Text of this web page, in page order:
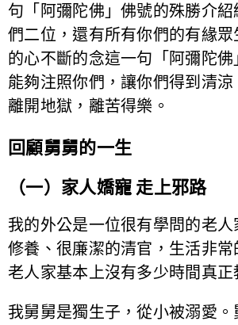
句「阿彌陀佛」佛號的殊勝介
們二位，還有所有你們的有緣
的心不斷的念這一句「阿彌陀
能夠注照你們，讓你們得到清
離開地獄，離苦得樂。
回顧舅舅的一生
（一）家人嬌寵 走上邪路
我的外公是一位很有學問的老
修養、很廉潔的清官，生活非
老人家基本上沒有多少時間真正
我舅舅是獨生子，從小被溺愛